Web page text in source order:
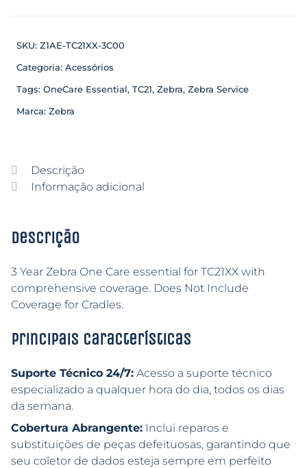
SKU: Z1AE-TC21XX-3C00
Categoria: Acessórios
Tags: OneCare Essential, TC21, Zebra, Zebra Service
Marca: Zebra
Descrição
Informação adicional
Descrição
3 Year Zebra One Care essential for TC21XX with
comprehensive coverage. Does Not Include
Coverage for Cradles.
Principais características
Suporte Técnico 24/7: Acesso a suporte técnico
especializado a qualquer hora do dia, todos os dias
da semana.
Cobertura Abrangente: Inclui reparos e
substituições de peças defeituosas, garantindo que
seu coletor de dados esteja sempre em perfeito